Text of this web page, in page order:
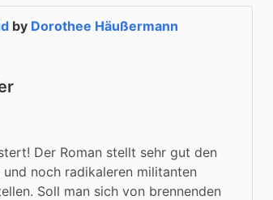
by Dorothee Häußermann
Der Roman stellt sehr gut den
noch radikaleren militanten
Soll man sich von brennenden